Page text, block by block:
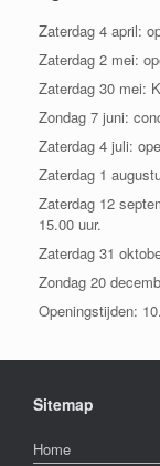
Zaterdag 4 april:
Zaterdag 2 mei:
Zaterdag 30 mei:
Zondag 7 juni:
Zaterdag 4 juli:
Zaterdag 1
Zaterdag 12
15.00 uur.
Zaterdag 31
Zondag 20
Openingstijden:
Sitemap
Home